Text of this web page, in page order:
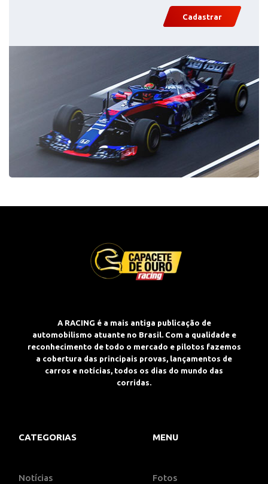
Cadastrar
A RACING é a mais antiga publicação de
automobilismo atuante no Brasil. Com a qualidade e
reconhecimento de todo o mercado e pilotos fazemos
a cobertura das principais provas, lançamentos de
carros e notícias, todos os dias do mundo das
corridas.
CATEGORIAS
Notícias
MENU
Fotos